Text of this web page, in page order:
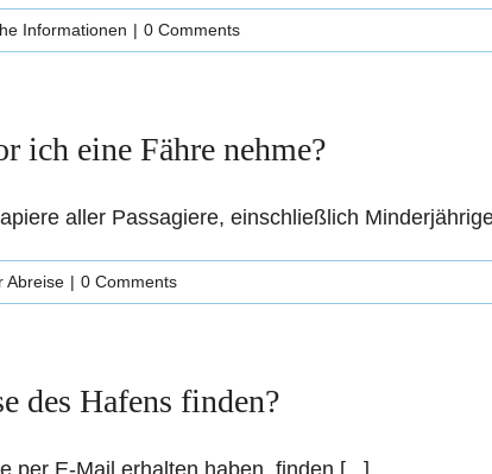
Informationen | 0 Comments
ich eine Fähre nehme?
aller Passagiere, einschließlich
Abreise | 0 Comments
des Hafens finden?
per E-Mail erhalten haben, finden [...]